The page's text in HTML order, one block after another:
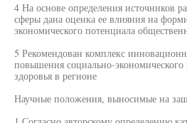
4 На основе определения источников
сферы дана оценка ее влияния на
экономического потенциала
5 Рекомендован комплекс
повышения социально-
здоровья в регионе
Научные положения, выносимые на